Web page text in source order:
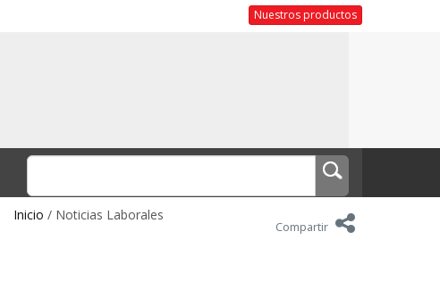
Nuestros productos
Inicio / Noticias Laborales
Compartir